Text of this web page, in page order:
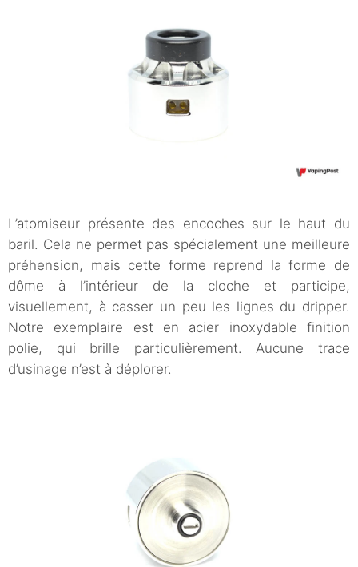
L’atomiseur présente des encoches sur le haut du
baril. Cela ne permet pas spécialement une meilleure
préhension, mais cette forme reprend la forme de
dôme à l’intérieur de la cloche et participe,
visuellement, à casser un peu les lignes du dripper.
Notre exemplaire est en acier inoxydable finition
polie, qui brille particulièrement. Aucune trace
d’usinage n’est à déplorer.